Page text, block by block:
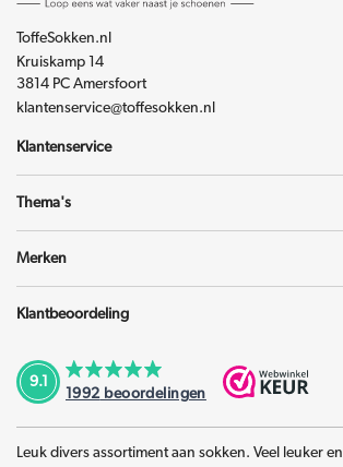
ToffeSokken.nl
Kruiskamp 14
3814 PC Amersfoort
klantenservice@toffesokken.nl
Klantenservice
Thema's
Merken
Klantbeoordeling
9.1
1992 beoordelingen
Leuk divers assortiment aan sokken. Veel leuker en